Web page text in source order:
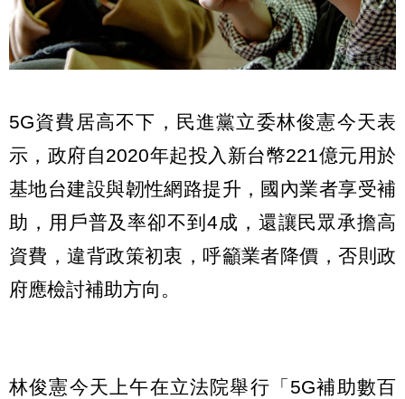
5G資費居高不下，民進黨立委林俊憲今天表
示，政府自2020年起投入新台幣221億元用於
基地台建設與韌性網路提升，國內業者享受補
助，用戶普及率卻不到4成，還讓民眾承擔高
資費，違背政策初衷，呼籲業者降價，否則政
府應檢討補助方向。
林俊憲今天上午在立法院舉行「5G補助數百